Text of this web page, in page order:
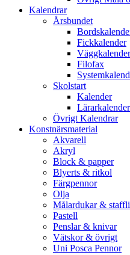
Kalendrar
Årsbundet
Fickkalender
Väggkalender
Filofax
Skolstart
Kalender
Lärarkalender
Övrigt Kalendrar
Konstnärsmaterial
Akvarell
Akryl
Block & papper
Blyerts & ritkol
Färgpennor
Olja
Målardukar &
Pastell
Penslar & knivar
Vätskor & övrigt
Uni Posca Pennor